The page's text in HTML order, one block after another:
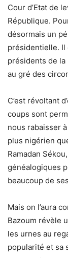
Cour d’Etat de
République.
désormais un
présidentielle. Il
présidents de
au gré des
C’est révoltant
coups sont
nous rabaisser
plus nigérien
Ramadan
généalogiques
beaucoup de
Mais on l’aura
Bazoum révèle
les urnes au
popularité et sa